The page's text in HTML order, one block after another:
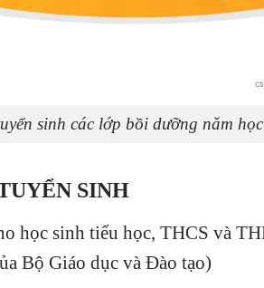
sinh các lớp bồi dưỡng năm
SINH
học sinh tiểu học, THCS và
Bộ Giáo dục và Đào tạo)